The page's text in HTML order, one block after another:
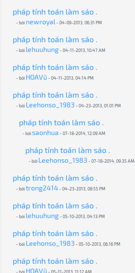
pháp tính toán làm sáo .
- bởi newroyal- 04-09-2013, 06:31 PM
pháp tính toán làm sáo .
- bởi lehuuhung- 04-11-2013, 10:47 AM
pháp tính toán làm sáo .
- bởi HOAVũ - 04-11-2013, 04:14 PM
pháp tính toán làm sáo .
- bởi Leehonso_1983 - 04-23-2013, 01:01 PM
pháp tính toán làm sáo .
- bởisaonhua - 07-18-2014, 12:09 AM
pháp tính toán làm sáo .
- bởi Leehonso_1983 - 07-18-2014, 09:35 AM
pháp tính toán làm sáo .
- bởitrong2414- 04-23-2013, 08:55 PM
pháp tính toán làm sáo .
- bởi lehuuhung- 05-10-2013, 04:13 PM
pháp tính toán làm sáo .
- bởi Leehonso_1983 - 05-10-2013, 06:16 PM
pháp tính toán làm sáo .
HOAVũ